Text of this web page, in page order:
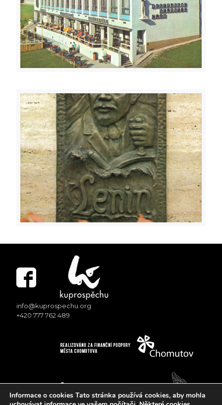
info@kuprospechu.org
+420 777 762 489
Informace o cookies Tato stránka používá cookies, aby mohla